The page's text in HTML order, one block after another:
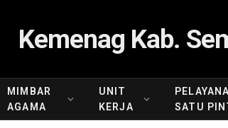
Kemenag Kab.
MIMBAR
AGAMA
UNIT
KERJA
SATU